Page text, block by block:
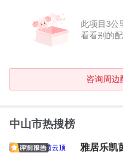
此项目3公
看看别的
咨询周边
中山市热搜榜
雅居乐凯